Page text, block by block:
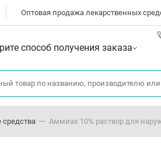
Оптовая продажа лекарственных
способ получения заказа
Аммиак 10% раствор для